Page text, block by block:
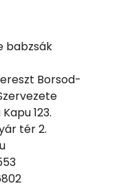
babzsák
Borsod-
123.
tér 2.